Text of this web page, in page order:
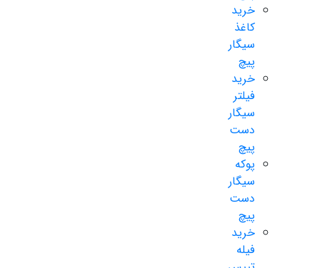
خرید
کاغذ
سیگار
پیچ
خرید
فیلتر
سیگار
دست
پیچ
پوکه
سیگار
دست
پیچ
خرید
فیله